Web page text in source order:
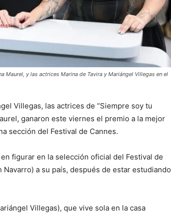
Maurel, y las actrices Marina de Tavira y Mariángel Villegas en el
Villegas, las actrices de “Siempre soy tu
ganaron este viernes el premio a la mejor
sección del Festival de Cannes.
figurar en la selección oficial del Festival de
a su país, después de estar estudiando
Villegas), que vive sola en la casa